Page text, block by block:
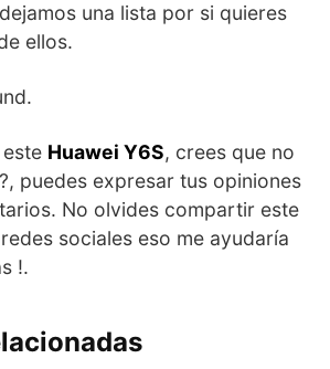
una lista por si quieres
ellos.
Huawei Y6S, crees que no
puedes expresar tus opiniones
No olvides compartir este
sociales eso me ayudaría
!.